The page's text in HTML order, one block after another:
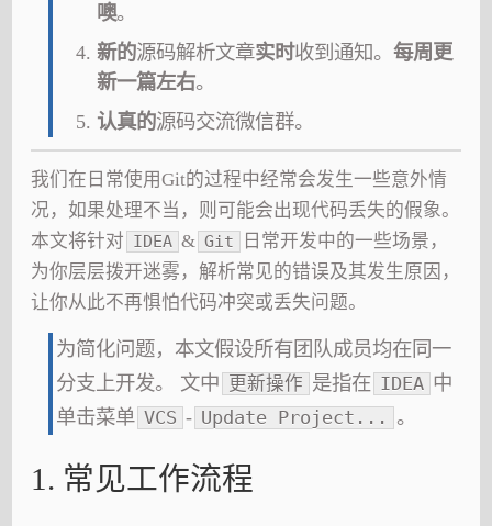
噢。
新的源码解析文章实时收到通知。每周更
新一篇左右。
认真的源码交流微信群。
我们在日常使用Git的过程中经常会发生一些意外情
况，如果处理不当，则可能会出现代码丢失的假象。
本文将针对 IDEA & Git
日常开发中的一些场景，
为你层层拨开迷雾，解析常见的错误及其发生原因，
让你从此不再惧怕代码冲突或丢失问题。
为简化问题，本文假设所有团队成员均在同一
分支上开发。 文中 更新操作 是指在 IDEA 中
单击菜单 VCS - Update Project... 。
1. 常见工作流程